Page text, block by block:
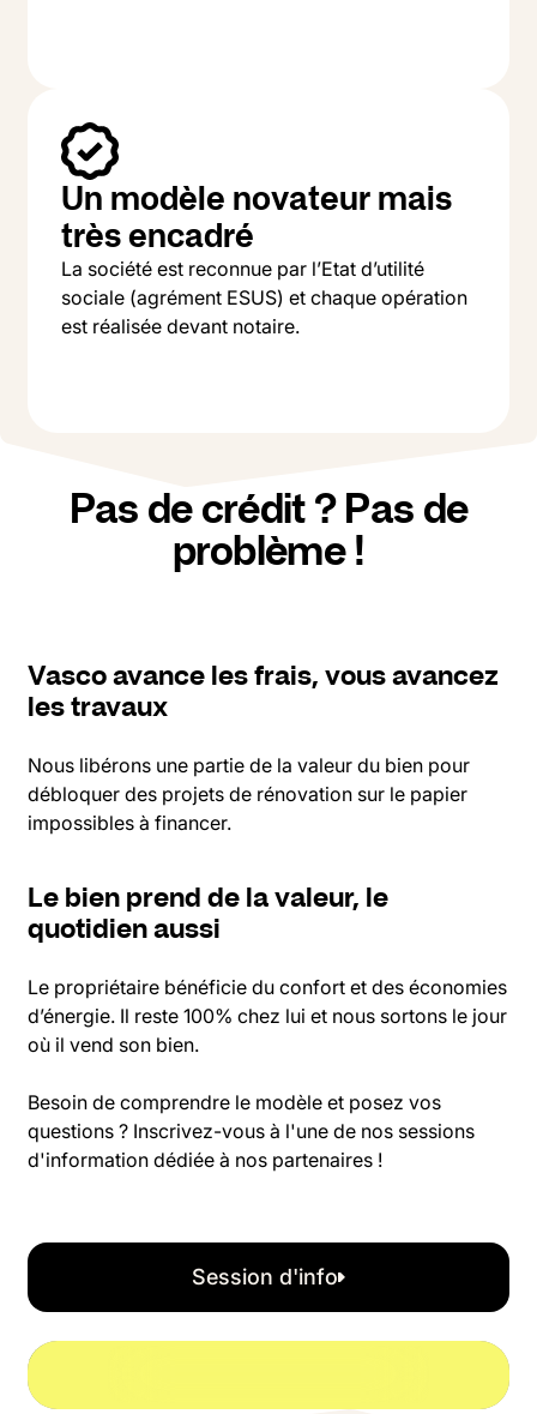
Un modèle novateur mais
très encadré
La société est reconnue par l’Etat d’utilité
sociale (agrément ESUS) et chaque opération
est réalisée devant notaire.
Pas de crédit ? Pas de
problème !
Vasco avance les frais, vous avancez
les travaux
Nous libérons une partie de la valeur du bien pour
débloquer des projets de rénovation sur le papier
impossibles à financer.
Le bien prend de la valeur, le
quotidien aussi
Le propriétaire bénéficie du confort et des économies
d’énergie. Il reste 100% chez lui et nous sortons le jour
où il vend son bien.
Besoin de comprendre le modèle et posez vos
questions ? Inscrivez-vous à l'une de nos sessions
d'information dédiée à nos partenaires !
Session d'info